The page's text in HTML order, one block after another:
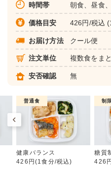
時間帯 朝食、昼食
価格目安 426円/税込
お届け方法 クール便
注文単位 複数食をま
安否確認 無
普通食
健康バランス
426円(1食分/税込)
制
糖質
426